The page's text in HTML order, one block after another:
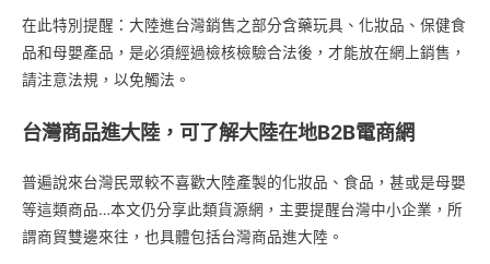
在此特別提醒：大陸進台灣銷售之部分含藥玩具、化妝品、保健食
品和母嬰產品，是必須經過檢核檢驗合法後，才能放在網上銷售，
請注意法規，以免觸法。
台灣商品進大陸，可了解大陸在地B2B電商網
普遍說來台灣民眾較不喜歡大陸產製的化妝品、食品，甚或是母嬰
等這類商品…本文仍分享此類貨源網，主要提醒台灣中小企業，所
謂商貿雙邊來往，也具體包括台灣商品進大陸。